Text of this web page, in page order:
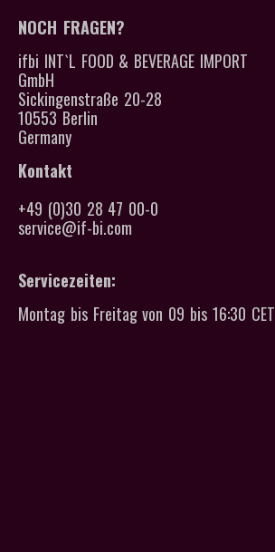
NOCH FRAGEN?
ifbi INT`L FOOD & BEVERAGE IMPORT
GmbH
Sickingenstraße 20-28
10553 Berlin
Germany
Kontakt
+49 (0)30 28 47 00-0
service@if-bi.com
Servicezeiten:
Montag bis Freitag von 09 bis 16:30 CET